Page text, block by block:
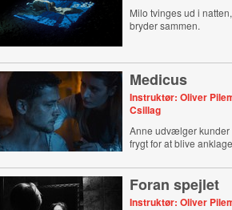
Milo tvinges ud i
bryder sammen.
Medicus
Instruktør: Oliver
Csillag
Anne udvælger kunder
frygt for at blive
Foran spejlet
Instruktør: Oliver